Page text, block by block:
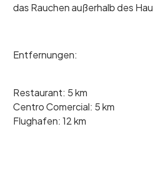
das Rauchen außerhalb des
Entfernungen:
Restaurant: 5 km
Centro Comercial: 5 km
Flughafen: 12 km